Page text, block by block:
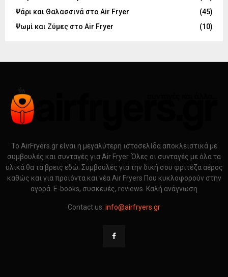
Ψάρι και Θαλασσινά στο Air Fryer
(45)
Ψωμί και Ζύμες στο Air Fryer
(10)
Το AirFryers.gr είναι η μεγαλύτερη ιστοσελίδα αποκλειστικά με
συμβουλές και συνταγές για Air Fryer. Όλες οι συνταγές με όλα τα
υλικά θα τα βρεις εδώ. Συμβουλές για την δική σου φριτέζα αέρος
καθώς και για προϊόντα και νέα Air Fryers Που κυκλοφορούν στην
αγορά. E-books, συσκευές, reviews. Καλή ανάγνωση
Contact us: info@airfryers.gr